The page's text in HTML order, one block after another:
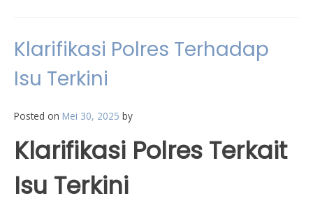
Klarifikasi Polres Terhadap
Isu Terkini
Posted on Mei 30, 2025 by
Klarifikasi Polres Terkait
Isu Terkini